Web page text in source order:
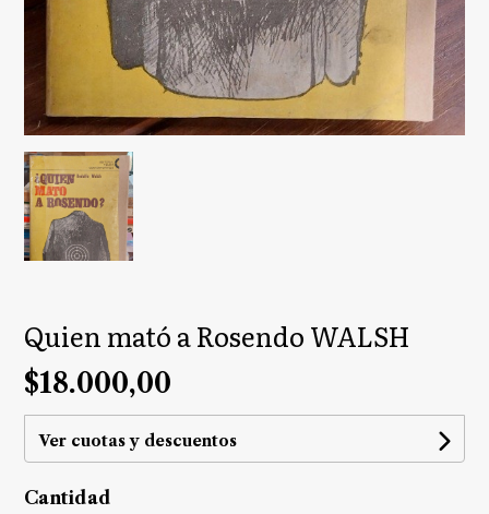
Quien mató a Rosendo WALSH
$18.000,00
Ver cuotas y descuentos
Cantidad